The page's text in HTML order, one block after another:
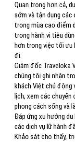
Quan trọng hơn cả,
sớm và tận dụng các
trong mùa cao điểm
trong hành vi tiêu
hơn trong việc tối ưu
đi.
Giám đốc Traveloka
chúng tôi ghi nhận
khách Việt chủ động
lịch, xem các
phong cách sống và
Đáp ứng xu hướng
các dịch vụ lữ hành
Khảo sát cho thấy,